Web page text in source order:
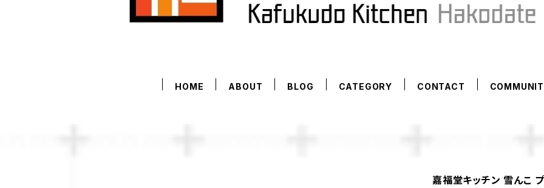
HOME ABOUT BLOG CATEGORY CONTACT
嘉福堂キッチン 雪んこ